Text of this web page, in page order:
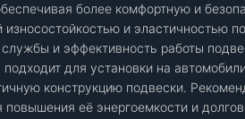
более комфортную и
и эластичностью
и эффективность работы
для установки на
конструкцию подвески.
её энергоемкости и